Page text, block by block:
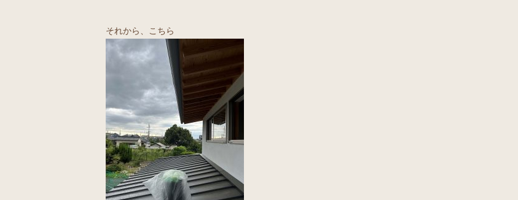
それから、こちら